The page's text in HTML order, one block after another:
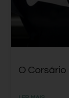
O Corsário